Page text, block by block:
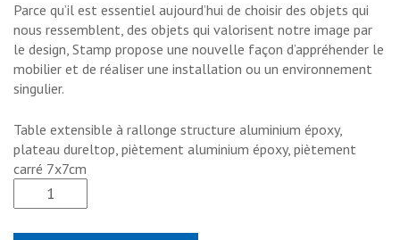
Parce qu’il est essentiel aujourd’hui de choisir des objets qui
nous ressemblent, des objets qui valorisent notre image par
le design, Stamp propose une nouvelle façon d’appréhender le
mobilier et de réaliser une installation ou un environnement
singulier.
Table extensible à rallonge structure aluminium époxy,
plateau dureltop, piètement aluminium époxy, piètement
carré 7x7cm